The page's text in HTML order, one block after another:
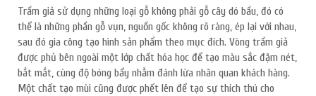
Trầm giả sử dụng những loại gỗ không phải gỗ cây dó bầu, đó có
thể là những phần gỗ vụn, nguồn gốc không rõ ràng, ép lại với nhau,
sau đó gia công tạo hình sản phẩm theo mục đích. Vòng trầm giả
được phủ bên ngoài một lớp chất hóa học để tạo màu sắc đậm nét,
bắt mắt, cùng độ bóng bẩy nhằm đánh lừa nhãn quan khách hàng.
Một chất tạo mùi cũng được phết lên để tạo sự thích thú cho